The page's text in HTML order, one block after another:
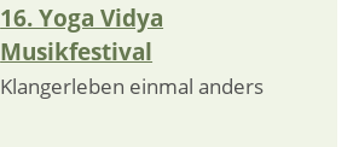
16. Yoga Vidya
Musikfestival
Klangerleben einmal anders